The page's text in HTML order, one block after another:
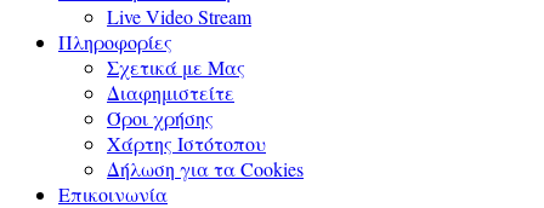
Live Video Stream
Πληροφορίες
Σχετικά με Μας
Διαφημιστείτε
Όροι χρήσης
Χάρτης Ιστότοπου
Δήλωση για τα Cookies
Επικοινωνία